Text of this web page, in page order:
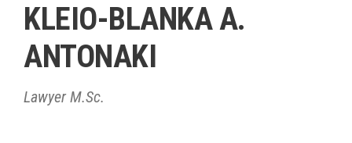
KLEIO-BLANKA A.
ANTONAKI
Lawyer M.Sc.